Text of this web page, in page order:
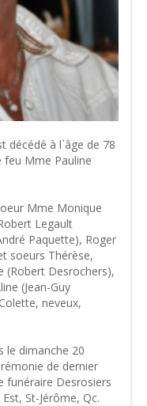
décédé à l`âge de 78
feu Mme Pauline
Mme Monique
Legault
Paquette), Roger
soeurs Thérèse,
(Robert Desrochers),
(Jean-Guy
neveux,
le dimanche 20
de dernier
funéraire Desrosiers
St-Jérôme, Qc.